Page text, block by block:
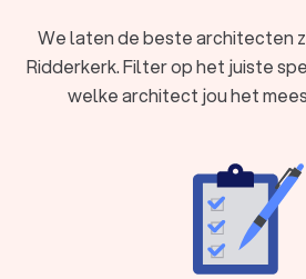
We laten de beste architecten
Ridderkerk. Filter op het juiste
welke architect jou het